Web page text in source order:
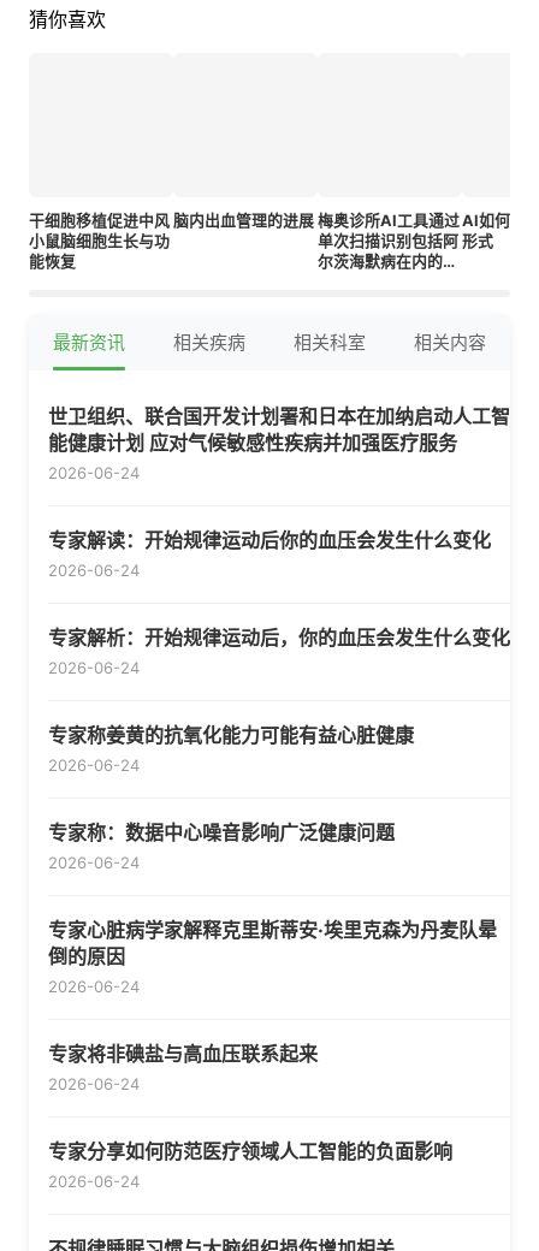
猜你喜欢
干细胞移植促进中风
小鼠脑细胞生长与功
能恢复
脑内出血管理的进展 梅奥诊所AI工具通过
单次扫描识别包括阿
尔茨海默病在内的9
AI如何生
形式
最新资讯 相关疾病 相关科室 相关内容
世卫组织、联合国开发计划署和日本在加纳启动人工智
能健康计划 应对气候敏感性疾病并加强医疗服务
2026-06-24
专家解读：开始规律运动后你的血压会发生什么变化
2026-06-24
专家解析：开始规律运动后，你的血压会发生什么变化
2026-06-24
专家称姜黄的抗氧化能力可能有益心脏健康
2026-06-24
专家称：数据中心噪音影响广泛健康问题
2026-06-24
专家心脏病学家解释克里斯蒂安·埃里克森为丹麦队晕
倒的原因
2026-06-24
专家将非碘盐与高血压联系起来
2026-06-24
专家分享如何防范医疗领域人工智能的负面影响
2026-06-24